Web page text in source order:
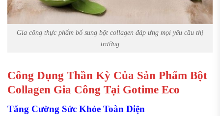
Gia công thực phẩm bổ sung bột collagen đáp ưng mọi yêu cầu thị
trường
Công Dụng Thần Kỳ Của Sản Phẩm Bột
Collagen Gia Công Tại Gotime Eco
Tăng Cường Sức Khỏe Toàn Diện